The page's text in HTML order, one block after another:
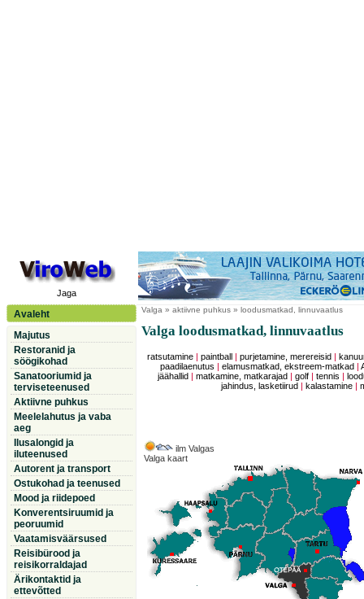
Jaga
Avaleht
Majutus
Restoranid ja
söögikohad
Sanatooriumid ja
terviseteenused
Aktiivne puhkus
Meelelahutus ja vaba
aeg
Ilusalongid ja
iluteenused
Autorent ja transport
Ostukohad ja teenused
Mood ja riidepoed
Konverentsiruumid ja
peoruumid
Vaatamisväärsused
Reisibürood ja
reisikorraldajad
Ärikontaktid ja
ettevõtted
Valga » aktiivne puhkus » loodusmatkad, linnuvaatlus
Valga loodusmatkad, linnuvaatlus
ratsutamine| paintball purjetamine, merereisid
paadilaenutus
|elamusmatkad, ekstreem-matkad |
jäähallid
matkamine, matkarajad golf| tennis
jahindus, lasketiirud
kalastamine |
ilm Valgas
Valga kaart